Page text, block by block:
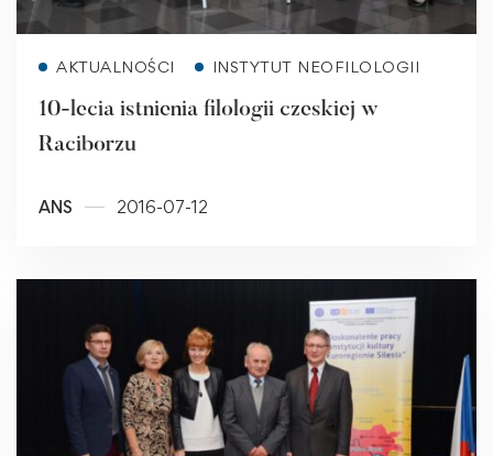
AKTUALNOŚCI INSTYTUT NEOFILOLOGII
10-lecia istnienia filologii czeskiej w
Raciborzu
ANS 2016-07-12